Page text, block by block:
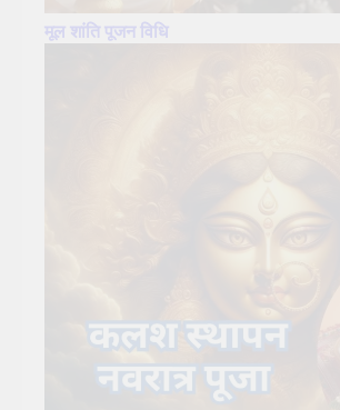
मूल शांति पूजन विधि